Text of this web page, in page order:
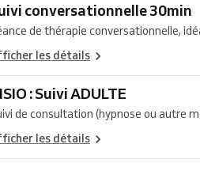
conversationnelle 30min
de thérapie conversationnelle,
les détails
: Suivi ADULTE
de consultation (hypnose ou autre
les détails